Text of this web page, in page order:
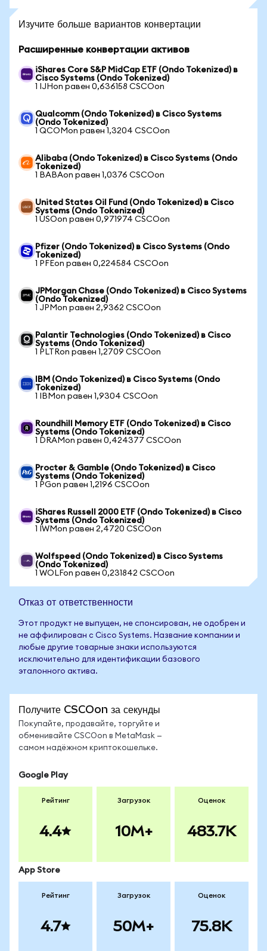
Изучите больше вариантов конвертации
Расширенные конвертации активов
iShares Core S&P MidCap ETF (Ondo Tokenized) в
Cisco Systems (Ondo Tokenized)
1 IJHon равен 0,636158 CSCOon
Qualcomm (Ondo Tokenized) в Cisco Systems
(Ondo Tokenized)
1 QCOMon равен 1,3204 CSCOon
Alibaba (Ondo Tokenized) в Cisco Systems (Ondo
Tokenized)
1 BABAon равен 1,0376 CSCOon
United States Oil Fund (Ondo Tokenized) в Cisco
Systems (Ondo Tokenized)
1 USOon равен 0,971974 CSCOon
Pfizer (Ondo Tokenized) в Cisco Systems (Ondo
Tokenized)
1 PFEon равен 0,224584 CSCOon
JPMorgan Chase (Ondo Tokenized) в Cisco Systems
(Ondo Tokenized)
1 JPMon равен 2,9362 CSCOon
Palantir Technologies (Ondo Tokenized) в Cisco
Systems (Ondo Tokenized)
1 PLTRon равен 1,2709 CSCOon
IBM (Ondo Tokenized) в Cisco Systems (Ondo
Tokenized)
1 IBMon равен 1,9304 CSCOon
Roundhill Memory ETF (Ondo Tokenized) в Cisco
Systems (Ondo Tokenized)
1 DRAMon равен 0,424377 CSCOon
Procter & Gamble (Ondo Tokenized) в Cisco
Systems (Ondo Tokenized)
1 PGon равен 1,2196 CSCOon
iShares Russell 2000 ETF (Ondo Tokenized) в Cisco
Systems (Ondo Tokenized)
1 IWMon равен 2,4720 CSCOon
Wolfspeed (Ondo Tokenized) в Cisco Systems
(Ondo Tokenized)
1 WOLFon равен 0,231842 CSCOon
Отказ от ответственности
Этот продукт не выпущен, не спонсирован, не одобрен и
не аффилирован с Cisco Systems. Название компании и
любые другие товарные знаки используются
исключительно для идентификации базового
эталонного актива.
Получите CSCOon за секунды
Покупайте, продавайте, торгуйте и
обменивайте CSCOon в MetaMask —
самом надёжном криптокошельке.
Google Play
Рейтинг
4.4
Загрузок
10M+
Оценок
483.7K
App Store
Рейтинг
4.7
Загрузок
50M+
Оценок
75.8K